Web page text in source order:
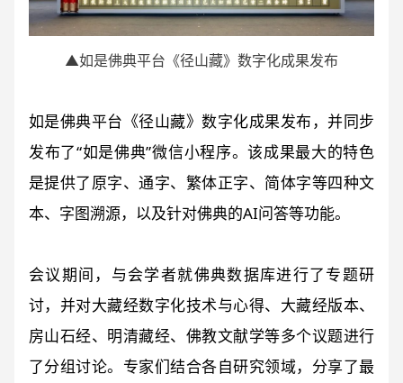
▲如是佛典平台《径山藏》数字化成果发布
如是佛典平台《径山藏》数字化成果发布，并同步
发布了“如是佛典”微信小程序。该成果最大的特色
是提供了原字、通字、繁体正字、简体字等四种文
本、字图溯源，以及针对佛典的AI问答等功能。
会议期间，与会学者就佛典数据库进行了专题研
讨，并对大藏经数字化技术与心得、大藏经版本、
房山石经、明清藏经、佛教文献学等多个议题进行
了分组讨论。专家们结合各自研究领域，分享了最